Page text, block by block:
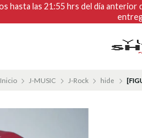
hasta las 21:55 hrs del día
Inicio J-MUSIC J-Rock hide